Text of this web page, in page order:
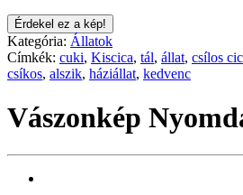
Érdekel ez a kép!
Kategória: Állatok
Címkék: cuki, Kiscica, tál, állat, csílos
csíkos, alszik, háziállat, kedvenc
Vászonkép